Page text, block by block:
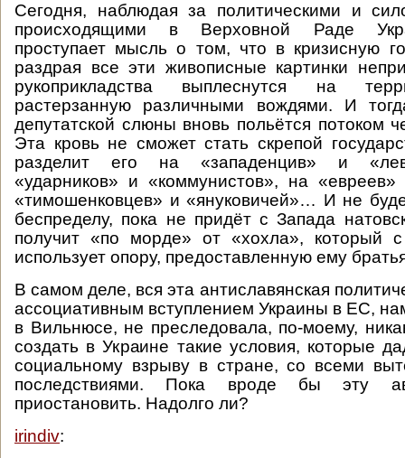
Сегодня, наблюдая за политическими и
происходящими в Верховной Раде
проступает мысль о том, что в кризисную
раздрая все эти живописные картинки
рукоприкладства выплеснутся на
растерзанную различными вождями. И
депутатской слюны вновь польётся потоком
Эта кровь не сможет стать скрепой
разделит его на «западенцив» и
«ударников» и «коммунистов», на
«тимошенковцев» и «януковичей»… И не
беспределу, пока не придёт с Запада
получит «по морде» от «хохла», который с
использует опору, предоставленную ему
В самом деле, вся эта антиславянская
ассоциативным вступлением Украины в ЕС,
в Вильнюсе, не преследовала, по-моему,
создать в Украине такие условия, которые
социальному взрыву в стране, со всеми
последствиями. Пока вроде бы эту
приостановить. Надолго ли?
irindiv: